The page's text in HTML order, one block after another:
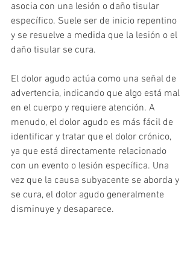
asocia con una lesión o daño tisular
específico. Suele ser de inicio repentino
y se resuelve a medida que la lesión o el
daño tisular se cura.
El dolor agudo actúa como una señal de
advertencia, indicando que algo está mal
en el cuerpo y requiere atención. A
menudo, el dolor agudo es más fácil de
identificar y tratar que el dolor crónico,
ya que está directamente relacionado
con un evento o lesión específica. Una
vez que la causa subyacente se aborda y
se cura, el dolor agudo generalmente
disminuye y desaparece.